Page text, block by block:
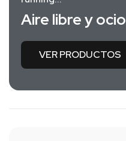
Aire libre y ocio
VER PRODUCTOS